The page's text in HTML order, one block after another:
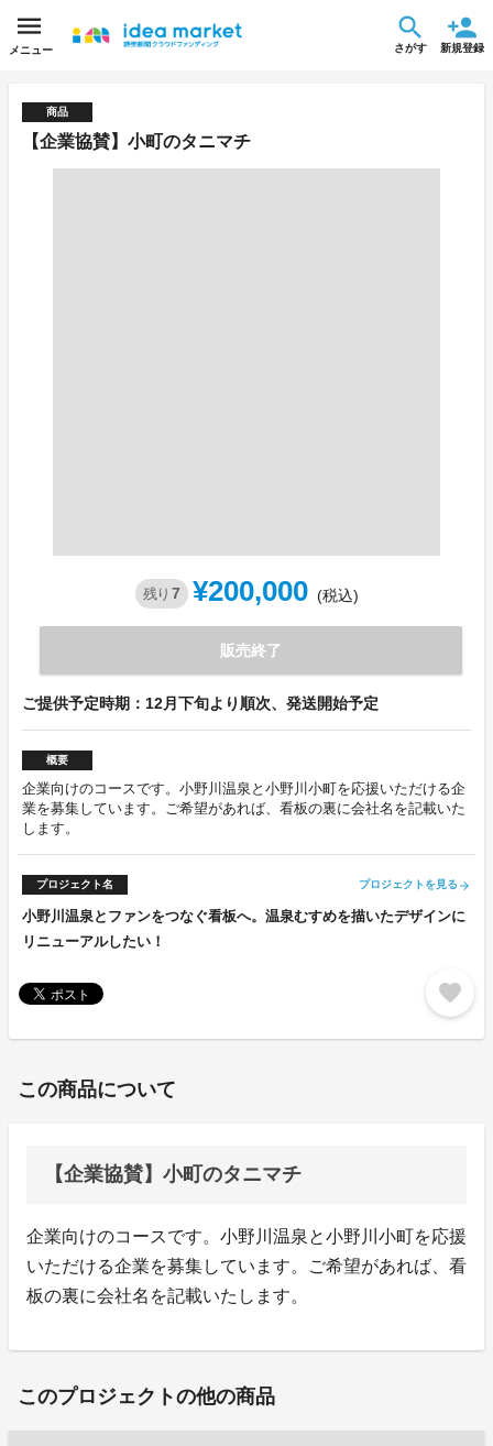
メニュー さがす 新規登録
商品
【企業協賛】小町のタニマチ
残り 7 ¥200,000 (税込)
販売終了
ご提供予定時期：12月下旬より順次、発送開始予定
概要
企業向けのコースです。小野川温泉と小野川小町を応援いただける企
業を募集しています。ご希望があれば、看板の裏に会社名を記載いた
します。
プロジェクト名 プロジェクトを見る arrow_forward
小野川温泉とファンをつなぐ看板へ。温泉むすめを描いたデザインに
リニューアルしたい！
favorite
この商品について
【企業協賛】小町のタニマチ
企業向けのコースです。小野川温泉と小野川小町を応援
いただける企業を募集しています。ご希望があれば、看
板の裏に会社名を記載いたします。
このプロジェクトの他の商品